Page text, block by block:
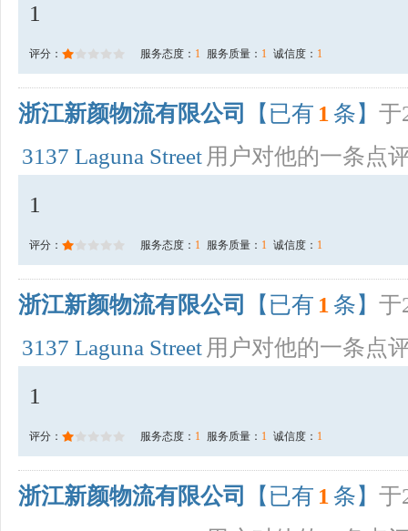
1
评分： 服务态度： 1 服务质量： 1 诚信度： 1
浙江新颜物流有限公司 【已有 1 条】 于
3137 Laguna Street 用户对他的一条点
1
评分： 服务态度： 1 服务质量： 1 诚信度： 1
浙江新颜物流有限公司 【已有 1 条】 于
3137 Laguna Street 用户对他的一条点
1
评分： 服务态度： 1 服务质量： 1 诚信度： 1
浙江新颜物流有限公司 【已有 1 条】 于